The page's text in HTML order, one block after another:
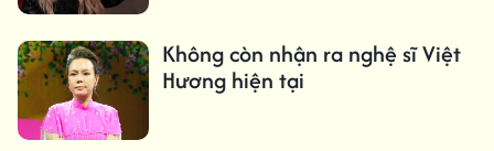
Không còn nhận ra nghệ sĩ Việt
Hương hiện tại